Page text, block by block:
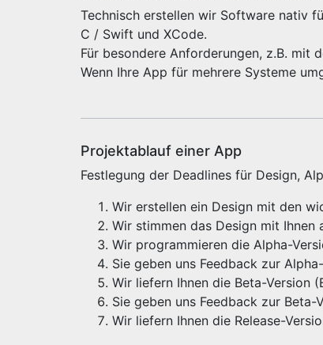
Technisch erstellen wir Software nativ
C / Swift und XCode.
Für besondere Anforderungen, z.B. mit
Wenn Ihre App für mehrere Systeme
Projektablauf einer App
Festlegung der Deadlines für Design,
Wir erstellen ein Design mit den
Wir stimmen das Design mit Ihnen
Wir programmieren die Alpha-
Sie geben uns Feedback zur
Wir liefern Ihnen die Beta-Version
Sie geben uns Feedback zur Beta-
Wir liefern Ihnen die Release-